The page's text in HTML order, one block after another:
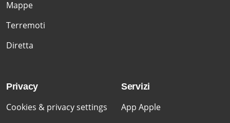
Mappe
Terremoti
Diretta
Privacy
Cookies & privacy settings
Servizi
App Apple